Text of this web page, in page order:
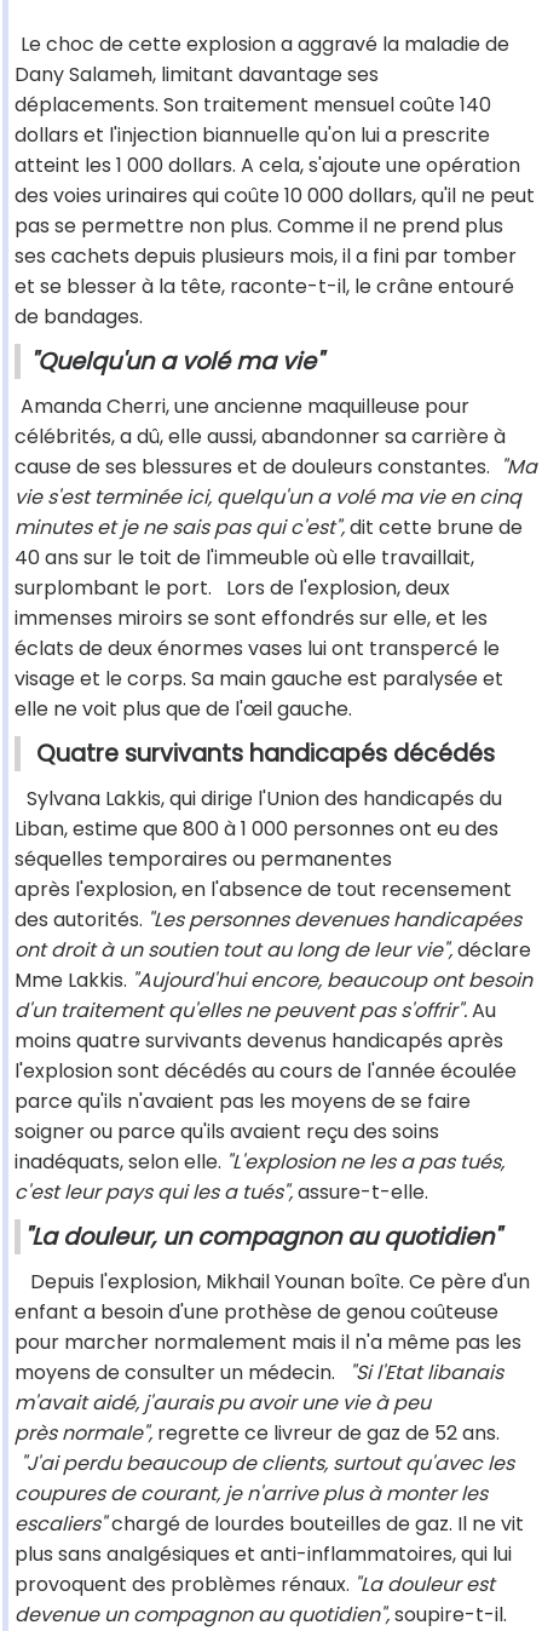
Le choc de cette explosion a aggravé la maladie de
Dany Salameh, limitant davantage ses
déplacements. Son traitement mensuel coûte 140
dollars et l'injection biannuelle qu'on lui a prescrite
atteint les 1 000 dollars. A cela, s'ajoute une opération
des voies urinaires qui coûte 10 000 dollars, qu'il ne peut
pas se permettre non plus. Comme il ne prend plus
ses cachets depuis plusieurs mois, il a fini par tomber
et se blesser à la tête, raconte-t-il, le crâne entouré
de bandages.
"Quelqu'un a volé ma vie"
Amanda Cherri, une ancienne maquilleuse pour
célébrités, a dû, elle aussi, abandonner sa carrière à
cause de ses blessures et de douleurs constantes. "Ma
vie s'est terminée ici, quelqu'un a volé ma vie en cinq
minutes et je ne sais pas qui c'est",dit cette brune de
40 ans sur le toit de l'immeuble où elle travaillait,
surplombant le port.
Lors de l'explosion, deux
immenses miroirs se sont effondrés sur elle, et les
éclats de deux énormes vases lui ont transpercé le
visage et le corps. Sa main gauche est paralysée et
elle ne voit plus que de l'œil gauche.
Quatre survivants handicapés décédés
Sylvana Lakkis, qui dirige l'Union des handicapés du
Liban, estime que 800 à 1 000 personnes ont eu des
séquelles temporaires ou permanentes
après l'explosion, en l'absence de tout recensement
des autorités. "Les personnes devenues handicapées
ont droit à un soutien tout au long de leur vie",déclare
Mme Lakkis. "Aujourd'hui encore, beaucoup ont besoin
d'un traitement qu'elles ne peuvent pas s'offrir".Au
moins quatre survivants devenus handicapés après
l'explosion sont décédés au cours de l'année écoulée
parce qu'ils n'avaient pas les moyens de se faire
soigner ou parce qu'ils avaient reçu des soins
inadéquats, selon elle. "L'explosion ne les a pas tués,
c'est leur pays qui les a tués",assure-t-elle.
"La douleur, un compagnon au quotidien"
Depuis l'explosion, Mikhail Younan boîte. Ce père d'un
enfant a besoin d'une prothèse de genou coûteuse
pour marcher normalement mais il n'a même pas les
moyens de consulter un médecin.
"Si l'Etat libanais
m'avait aidé, j'aurais pu avoir une vie à peu
près normale", regrette ce livreur de gaz de 52 ans.
"J'ai perdu beaucoup de clients, surtout qu'avec les
coupures de courant, je n'arrive plus à monter les
escaliers"chargé de lourdes bouteilles de gaz. Il ne vit
plus sans analgésiques et anti-inflammatoires, qui lui
provoquent des problèmes rénaux. "La douleur est
devenue un compagnon au quotidien",soupire-t-il.